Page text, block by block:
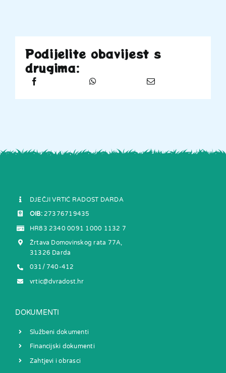
Podijelite obavijest s
drugima:
DJEČJI VRTIĆ RADOST DARDA
OIB:27376719435
HR83 2340 0091 1000 1132 7
Žrtava Domovinskog rata 77A,
31326 Darda
031/ 740-412
vrtic@dvradost.hr
DOKUMENTI
Službeni dokumenti
Financijski dokumenti
Zahtjevi i obrasci